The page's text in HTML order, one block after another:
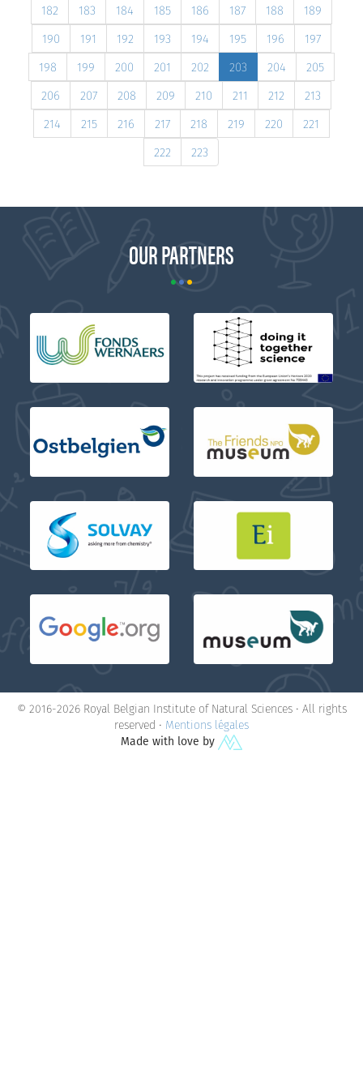
182 183 184 185 186 187 188
189
190
191 192 193 194 195 196
197
198
199 200 201 202 203 204
205
206
207 208 209 210 211 212
213
214
215 216 217 218 219 220
221
222
223
OUR PARTNERS
© 2016-2026 Royal Belgian Institute of Natural Sciences • All rights
reserved • Mentions légales
Made with love by